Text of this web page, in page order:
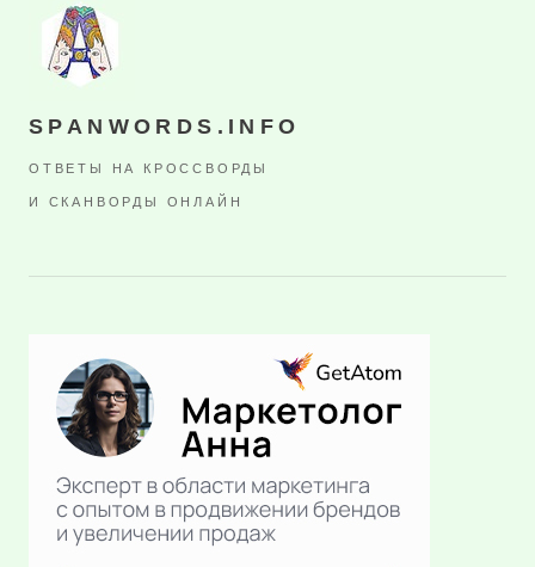
SPANWORDS.INFO
ОТВЕТЫ НА КРОССВОРДЫ
И СКАНВОРДЫ ОНЛАЙН